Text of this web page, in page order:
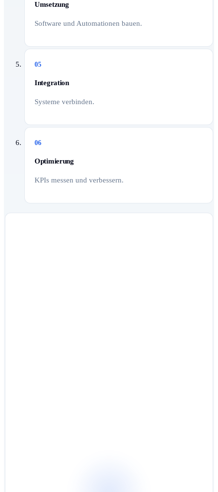
Umsetzung
Software und Automationen bauen.
05
Integration
Systeme verbinden.
06
Optimierung
KPIs messen und verbessern.